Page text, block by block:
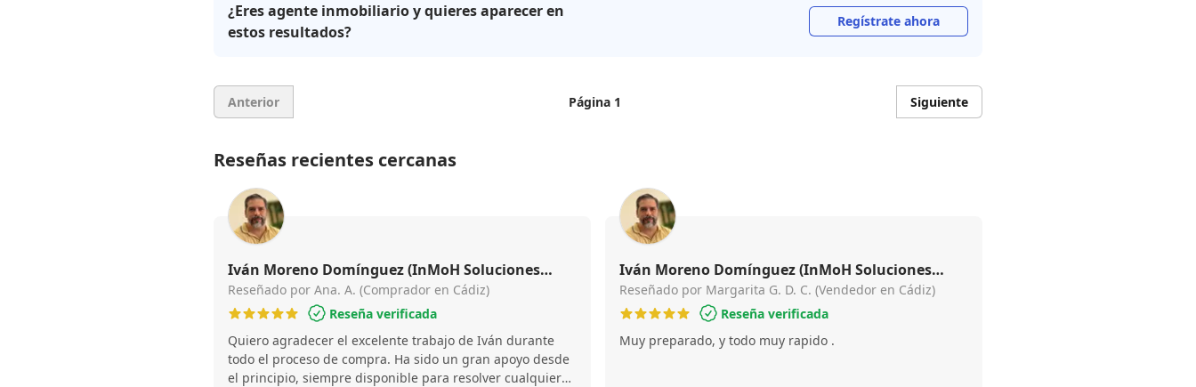
¿Eres agente inmobiliario y quieres aparecer en
estos resultados?
Regístrate ahora
Anterior Página 1 Siguiente
Reseñas recientes cercanas
Iván Moreno Domínguez (InMoH Soluciones
Inmobiliarias e Hipotecarias)
Reseñado por Ana. A. (Comprador en Cádiz)
Reseña verificada
Quiero agradecer el excelente trabajo de Iván durante
todo el proceso de compra. Ha sido un gran apoyo desde
el principio, siempre disponible para resolver cualquier
Iván Moreno Domínguez (InMoH Soluciones
Inmobiliarias e Hipotecarias)
Reseñado por Margarita G. D. C. (Vendedor en Cádiz)
Reseña verificada
Muy preparado, y todo muy rapido .